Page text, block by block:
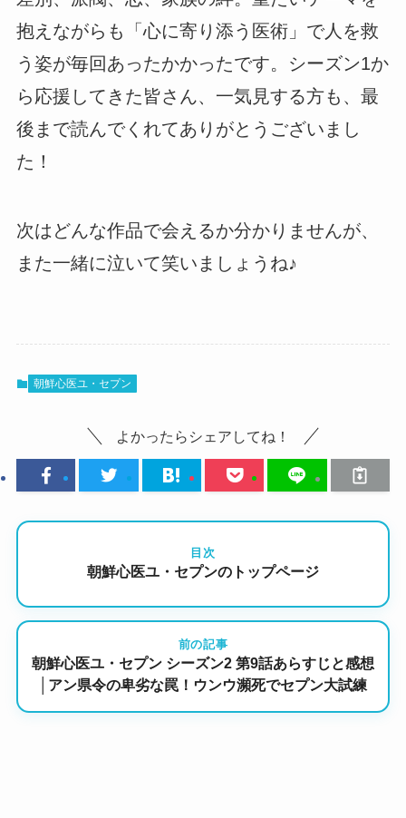
抱えながらも「心に寄り添う医術」で人を救
う姿が毎回あったかかったです。シーズン1か
ら応援してきた皆さん、一気見する方も、最
後まで読んでくれてありがとうございまし
た！
次はどんな作品で会えるか分かりませんが、
また一緒に泣いて笑いましょうね♪
朝鮮心医ユ・セプン
よかったらシェアしてね！
目次
朝鮮心医ユ・セプンのトップページ
前の記事
朝鮮心医ユ・セプン シーズン2 第9話あらすじと感想
│アン県令の卑劣な罠！ウンウ瀕死でセプン大試練